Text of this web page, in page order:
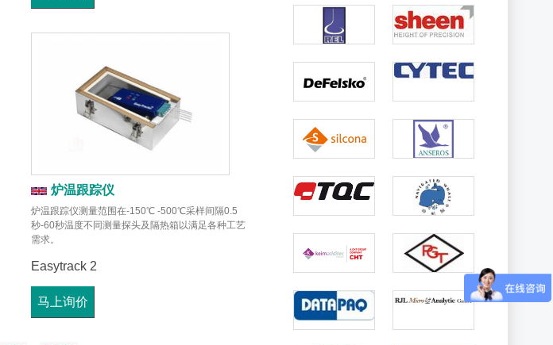
炉温跟踪仪
炉温跟踪仪测量范围在-150℃ -500℃采样间隔0.5
秒-60秒温度不同测量探头及隔热箱以满足各种工艺
需求。
Easytrack 2
马上询价